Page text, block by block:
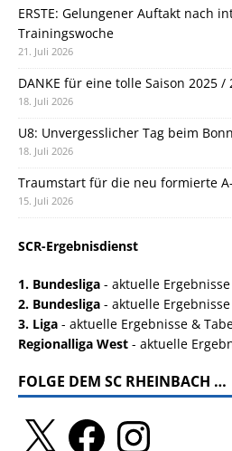
ERSTE: Gelungener Auftakt nach
Trainingswoche
21. Juli 2026
DANKE für eine tolle Saison 2025 /
18. Juli 2026
U8: Unvergesslicher Tag beim
18. Juli 2026
Traumstart für die neu formierte
15. Juli 2026
SCR-Ergebnisdienst
1. Bundesliga - aktuelle
2. Bundesliga - aktuelle
3. Liga - aktuelle Ergebnisse &
Regionalliga West - aktuelle
FOLGE DEM SC RHEINBACH …